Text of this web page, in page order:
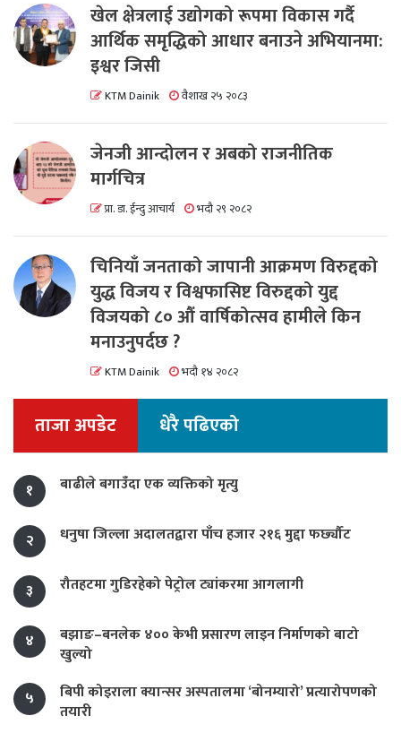
खेल क्षेत्रलाई उद्योगको रूपमा विकास गर्दै
आर्थिक समृद्धिको आधार बनाउने अभियानमा:
इश्वर जिसी
KTM Dainik वैशाख २५ २०८३
जेनजी आन्दोलन र अबको राजनीतिक
मार्गचित्र
प्रा. डा. ईन्दु आचार्य भदौ २९ २०८२
चिनियाँ जनताको जापानी आक्रमण विरुद्दको
युद्ध विजय र विश्वफासिष्ट विरुद्दको युद्द
विजयको ८० औं वार्षिकोत्सव हामीले किन
मनाउनुपर्दछ ?
KTM Dainik भदौ १४ २०८२
ताजा अपडेट धेरै पढिएको
१ बाढीले बगाउँदा एक व्यक्तिको मृत्यु
२ धनुषा जिल्ला अदालतद्वारा पाँच हजार २१६ मुद्दा फर्छ्यौट
३ रौतहटमा गुडिरहेको पेट्रोल ट्यांकरमा आगलागी
४
बझाङ–बनलेक ४०० केभी प्रसारण लाइन निर्माणको बाटो
खुल्यो
५
बिपी कोइराला क्यान्सर अस्पतालमा ‘बोनम्यारो’ प्रत्यारोपणको
तयारी